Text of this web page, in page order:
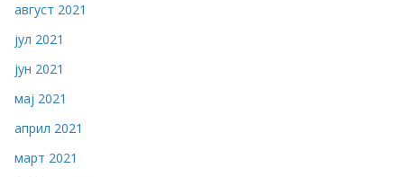
август 2021
јул 2021
јун 2021
мај 2021
април 2021
март 2021